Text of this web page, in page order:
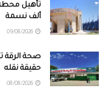
ألف نسمة
صحة الرقة
حقيقة نقله